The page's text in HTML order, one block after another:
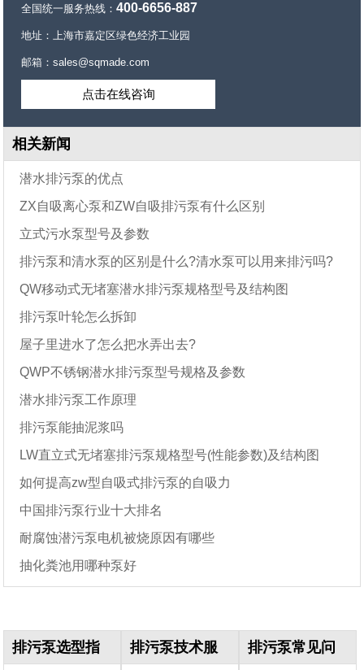
全国统一服务热线：400-6656-887
地址：上海市嘉定区绿色经济工业园
邮箱：sales@sqmade.com
点击在线咨询
相关新闻
潜水排污泵的优点
ZX自吸离心泵和ZW自吸排污泵有什么区别
立式污水泵型号及参数
排污泵和清水泵的区别是什么?清水泵可以用来排污吗?
QW移动式无堵塞潜水排污泵规格型号及结构图
排污泵叶轮怎么拆卸
屋子里进水了怎么把水弄出去?
QWP不锈钢潜水排污泵型号规格及参数
潜水排污泵工作原理
排污泵能抽泥浆吗
LW直立式无堵塞排污泵规格型号(性能参数)及结构图
如何提高zw型自吸式排污泵的自吸力
中国排污泵行业十大排名
耐腐蚀潜污泵电机被烧原因有哪些
抽化粪池用哪种泵好
排污泵选型指 排污泵技术服 排污泵常见问